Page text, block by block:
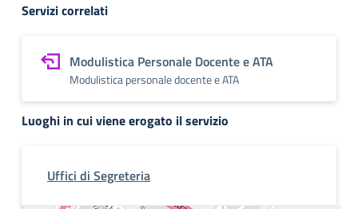
Servizi correlati
Modulistica Personale Docente e ATA
Modulistica personale docente e ATA
Luoghi in cui viene erogato il servizio
Uffici di Segreteria